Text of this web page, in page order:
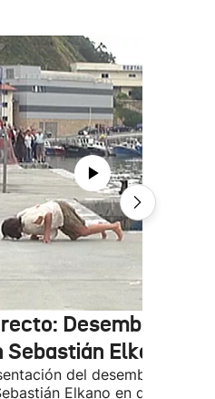
Desembarco de
Elkano
del desembarco de
Elkano en directo